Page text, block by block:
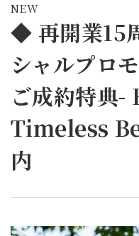
NEW
◆ 再開業15
シャルプロ
ご成約特典
Timeless
内